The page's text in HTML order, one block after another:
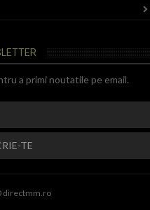
a primi noutatile pe email.
directmm.ro